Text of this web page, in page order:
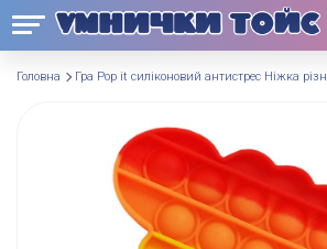
Головна Гра Pop it силіконовий антистрес Ніжка